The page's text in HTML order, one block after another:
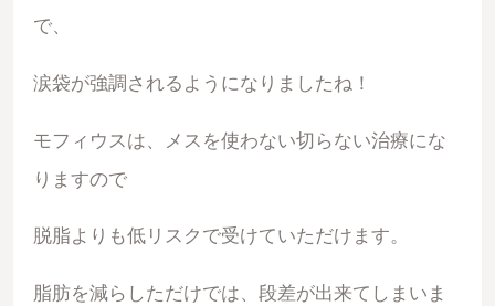
で、
涙袋が強調されるようになりましたね！
モフィウスは、メスを使わない切らない治療にな
りますので
脱脂よりも低リスクで受けていただけます。
脂肪を減らしただけでは、段差が出来てしまいま